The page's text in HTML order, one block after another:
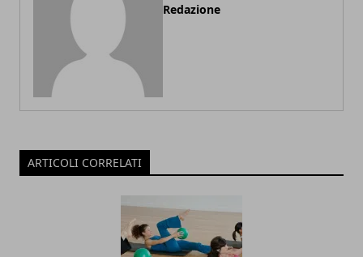
Redazione
ARTICOLI CORRELATI